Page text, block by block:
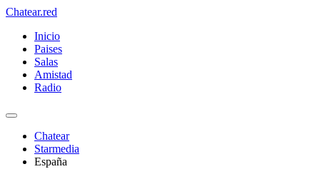
Chatear.red
Inicio
Paises
Salas
Amistad
Radio
Chatear
Starmedia
España